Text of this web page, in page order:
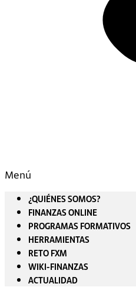
Menú
¿QUIÉNES SOMOS?
FINANZAS ONLINE
PROGRAMAS FORMATIVOS
HERRAMIENTAS
RETO FXM
WIKI-FINANZAS
ACTUALIDAD